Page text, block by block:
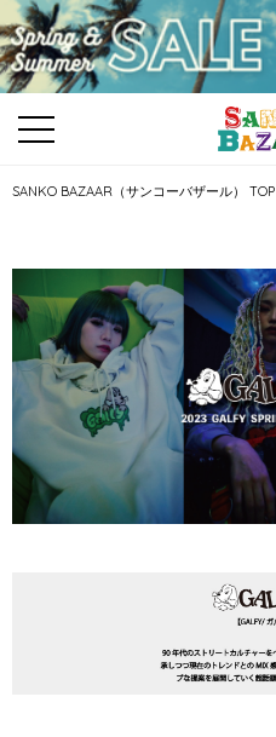
SANKO BAZAAR（サンコーバザール） TOP